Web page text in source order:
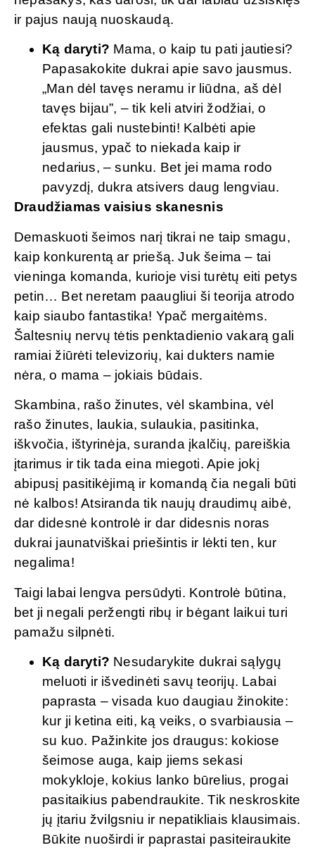
ir pajus naują nuoskaudą.
Ką daryti? Mama, o kaip tu pati jautiesi?
Papasakokite dukrai apie savo jausmus.
„Man dėl tavęs neramu ir liūdna, aš dėl
tavęs bijau”, – tik keli atviri žodžiai, o
efektas gali nustebinti! Kalbėti apie
jausmus, ypač to niekada kaip ir
nedarius, – sunku. Bet jei mama rodo
pavyzdį, dukra atsivers daug lengviau.
Draudžiamas vaisius skanesnis
Demaskuoti šeimos narį tikrai ne taip smagu,
kaip konkurentą ar priešą. Juk šeima – tai
vieninga komanda, kurioje visi turėtų eiti petys
petin… Bet neretam paaugliui ši teorija atrodo
kaip siaubo fantastika! Ypač mergaitėms.
Šaltesnių nervų tėtis penktadienio vakarą gali
ramiai žiūrėti televizorių, kai dukters namie
nėra, o mama – jokiais būdais.
Skambina, rašo žinutes, vėl skambina, vėl
rašo žinutes, laukia, sulaukia, pasitinka,
iškvočia, ištyrinėja, suranda įkalčių, pareiškia
įtarimus ir tik tada eina miegoti. Apie jokį
abipusį pasitikėjimą ir komandą čia negali būti
nė kalbos! Atsiranda tik naujų draudimų aibė,
dar didesnė kontrolė ir dar didesnis noras
dukrai jaunatviškai priešintis ir lėkti ten, kur
negalima!
Taigi labai lengva persūdyti. Kontrolė būtina,
bet ji negali peržengti ribų ir bėgant laikui turi
pamažu silpnėti.
Ką daryti? Nesudarykite dukrai sąlygų
meluoti ir išvedinėti savų teorijų. Labai
paprasta – visada kuo daugiau žinokite:
kur ji ketina eiti, ką veiks, o svarbiausia –
su kuo. Pažinkite jos draugus: kokiose
šeimose auga, kaip jiems sekasi
mokykloje, kokius lanko būrelius, progai
pasitaikius pabendraukite. Tik neskroskite
jų įtariu žvilgsniu ir nepatikliais klausimais.
Būkite nuoširdi ir paprastai pasiteiraukite